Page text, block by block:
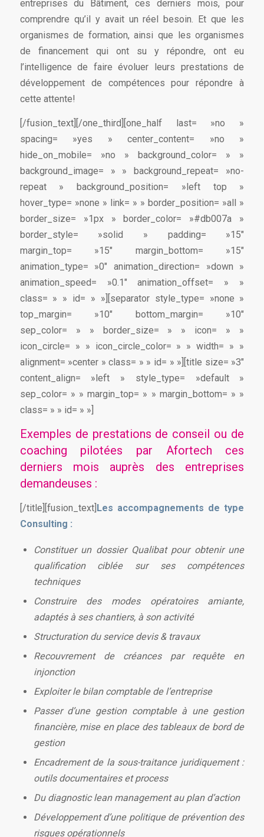
entreprises du Bâtiment, ces derniers mois, pour
comprendre qu’il y avait un réel besoin. Et que les
organismes de formation, ainsi que les organismes
de financement qui ont su y répondre, ont eu
l’intelligence de faire évoluer leurs prestations de
développement de compétences pour répondre à
cette attente!
[/fusion_text][/one_third][one_half last= »no »
spacing= »yes » center_content= »no »
hide_on_mobile= »no » background_color= » »
background_image= » » background_repeat= »no-
repeat » background_position= »left top »
hover_type= »none » link= » » border_position= »all »
border_size= »1px » border_color= »#db007a »
border_style= »solid » padding= »15″
margin_top= »15″ margin_bottom= »15″
animation_type= »0″ animation_direction= »down »
animation_speed= »0.1″ animation_offset= » »
class= » » id= » »][separator style_type= »none »
top_margin= »10″ bottom_margin= »10″
sep_color= » » border_size= » » icon= » »
icon_circle= » » icon_circle_color= » » width= » »
alignment= »center » class= » » id= » »][title size= »3″
content_align= »left » style_type= »default »
sep_color= » » margin_top= » » margin_bottom= » »
class= » » id= » »]
Exemples de prestations de conseil ou de
coaching pilotées par Afortech ces
derniers mois auprès des entreprises
demandeuses :
[/title][fusion_text] Les accompagnements de type
Consulting :
Constituer un dossier Qualibat pour obtenir une
qualification ciblée sur ses compétences
techniques
Construire des modes opératoires amiante,
adaptés à ses chantiers, à son activité
Structuration du service devis & travaux
Recouvrement de créances par requête en
injonction
Exploiter le bilan comptable de l’entreprise
Passer d’une gestion comptable à une gestion
financière, mise en place des tableaux de bord de
gestion
Encadrement de la sous-traitance juridiquement :
outils documentaires et process
Du diagnostic lean management au plan d’action
Développement d’une politique de prévention des
risques opérationnels